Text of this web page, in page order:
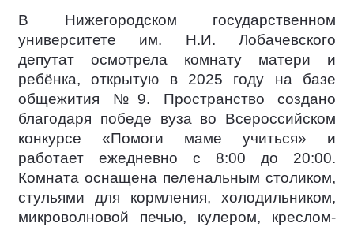
В Нижегородском государственном
университете им. Н.И. Лобачевского
депутат осмотрела комнату матери и
ребёнка, открытую в 2025 году на базе
общежития №9. Пространство создано
благодаря победе вуза во Всероссийском
конкурсе «Помоги маме учиться» и
работает ежедневно с 8:00 до 20:00.
Комната оснащена пеленальным столиком,
стульями для кормления, холодильником,
микроволновой печью, кулером, креслом-